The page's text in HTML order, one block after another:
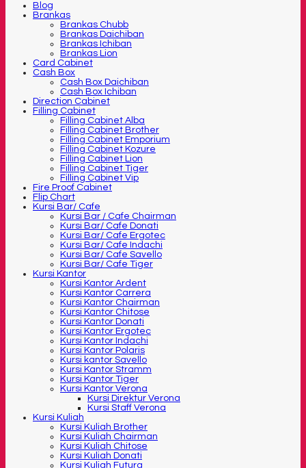
Blog
Brankas
Brankas Chubb
Brankas Daichiban
Brankas Ichiban
Brankas Lion
Card Cabinet
Cash Box
Cash Box Daichiban
Cash Box Ichiban
Direction Cabinet
Filling Cabinet
Filling Cabinet Alba
Filling Cabinet Brother
Filling Cabinet Emporium
Filling Cabinet Kozure
Filling Cabinet Lion
Filling Cabinet Tiger
Filling Cabinet Vip
Fire Proof Cabinet
Flip Chart
Kursi Bar/ Cafe
Kursi Bar / Cafe Chairman
Kursi Bar/ Cafe Donati
Kursi Bar/ Cafe Ergotec
Kursi Bar/ Cafe Indachi
Kursi Bar/ Cafe Savello
Kursi Bar/ Cafe Tiger
Kursi Kantor
Kursi Kantor Ardent
Kursi Kantor Carrera
Kursi Kantor Chairman
Kursi Kantor Chitose
Kursi Kantor Donati
Kursi Kantor Ergotec
Kursi Kantor Indachi
Kursi Kantor Polaris
Kursi kantor Savello
Kursi Kantor Stramm
Kursi Kantor Tiger
Kursi Kantor Verona
Kursi Direktur Verona
Kursi Staff Verona
Kursi Kuliah
Kursi Kuliah Brother
Kursi Kuliah Chairman
Kursi Kuliah Chitose
Kursi Kuliah Donati
Kursi Kuliah Futura